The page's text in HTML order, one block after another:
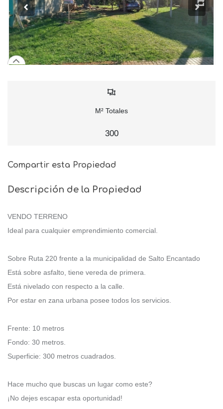
M² Totales
300
Compartir esta Propiedad
Descripción de la Propiedad
VENDO TERRENO
Ideal para cualquier emprendimiento comercial.
Sobre Ruta 220 frente a la municipalidad de Salto Encantado
Está sobre asfalto, tiene vereda de primera.
Está nivelado con respecto a la calle.
Por estar en zana urbana posee todos los servicios.
Frente: 10 metros
Fondo: 30 metros.
Superficie: 300 metros cuadrados.
Hace mucho que buscas un lugar como este?
¡No dejes escapar esta oportunidad!